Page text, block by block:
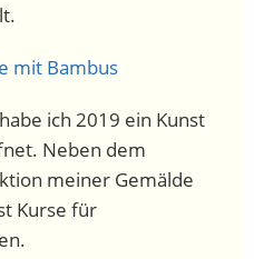
ich 2019 ein Kunst
Neben dem
meiner Gemälde
Kurse für